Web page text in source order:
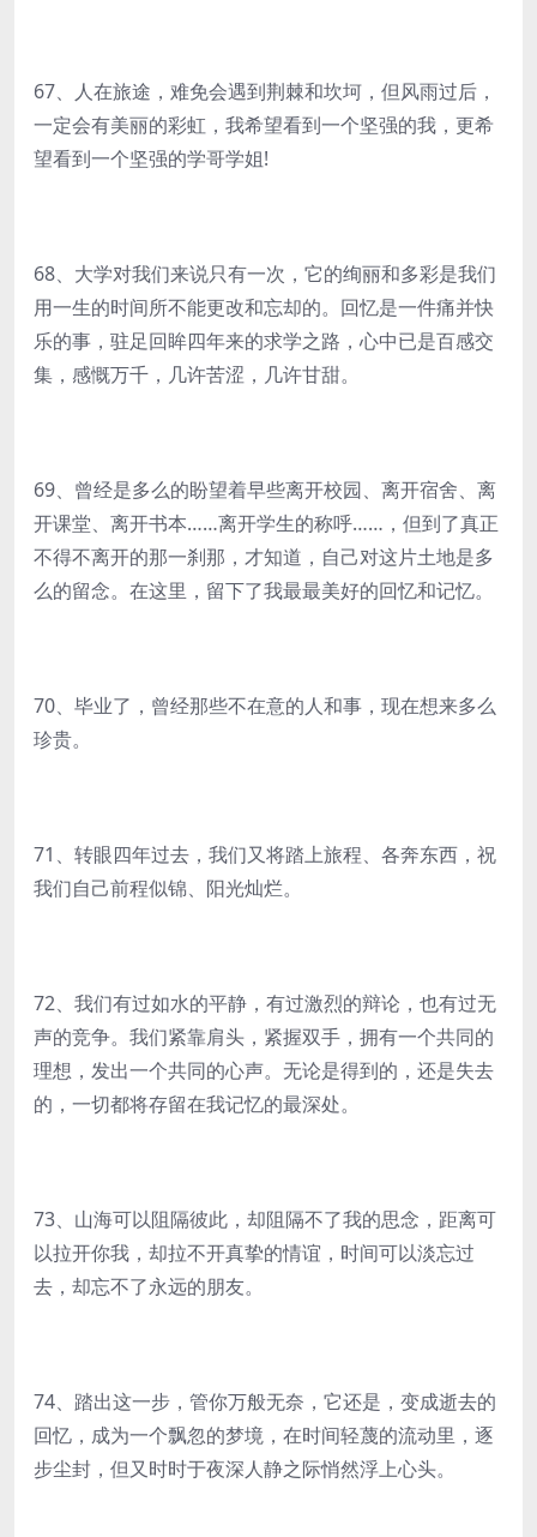
67、人在旅途，难免会遇到荆棘和坎坷，但风雨过后，
一定会有美丽的彩虹，我希望看到一个坚强的我，更希
望看到一个坚强的学哥学姐!
68、大学对我们来说只有一次，它的绚丽和多彩是我们
用一生的时间所不能更改和忘却的。回忆是一件痛并快
乐的事，驻足回眸四年来的求学之路，心中已是百感交
集，感慨万千，几许苦涩，几许甘甜。
69、曾经是多么的盼望着早些离开校园、离开宿舍、离
开课堂、离开书本……离开学生的称呼……，但到了真正
不得不离开的那一刹那，才知道，自己对这片土地是多
么的留念。在这里，留下了我最最美好的回忆和记忆。
70、毕业了，曾经那些不在意的人和事，现在想来多么
珍贵。
71、转眼四年过去，我们又将踏上旅程、各奔东西，祝
我们自己前程似锦、阳光灿烂。
72、我们有过如水的平静，有过激烈的辩论，也有过无
声的竞争。我们紧靠肩头，紧握双手，拥有一个共同的
理想，发出一个共同的心声。无论是得到的，还是失去
的，一切都将存留在我记忆的最深处。
73、山海可以阻隔彼此，却阻隔不了我的思念，距离可
以拉开你我，却拉不开真挚的情谊，时间可以淡忘过
去，却忘不了永远的朋友。
74、踏出这一步，管你万般无奈，它还是，变成逝去的
回忆，成为一个飘忽的梦境，在时间轻蔑的流动里，逐
步尘封，但又时时于夜深人静之际悄然浮上心头。